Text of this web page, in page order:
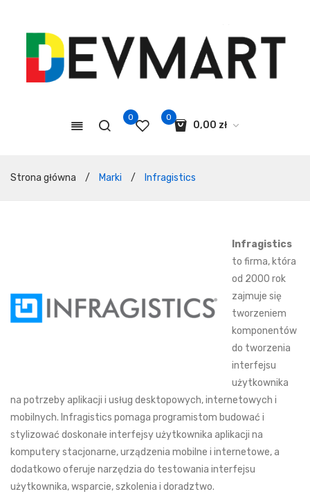
0 0
0,00 zł
Koszyk jest pusty.
Strona główna / Marki / Infragistics
Infragistics
to firma, która
od 2000 rok
zajmuje się
tworzeniem
komponentów
do tworzenia
interfejsu
użytkownika
na potrzeby aplikacji i usług desktopowych, internetowych i
mobilnych. Infragistics pomaga programistom budować i
stylizować doskonałe interfejsy użytkownika aplikacji na
komputery stacjonarne, urządzenia mobilne i internetowe, a
dodatkowo oferuje narzędzia do testowania interfejsu
użytkownika, wsparcie, szkolenia i doradztwo.